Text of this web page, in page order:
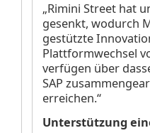
„Rimini Street hat
gesenkt, wodurch
gestützte
Plattformwechsel
verfügen über
SAP
erreichen.“
Unterstützung